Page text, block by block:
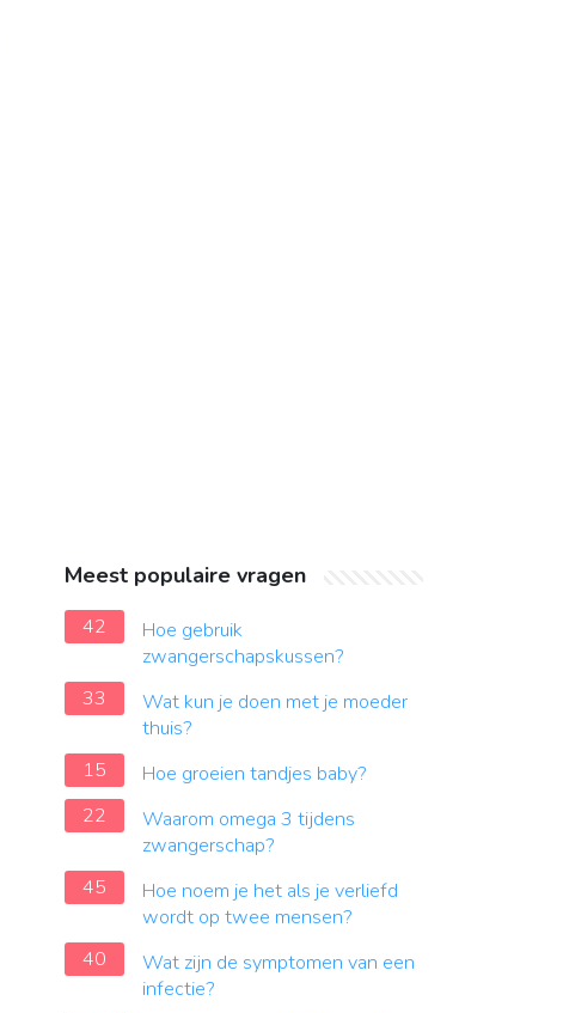
Meest populaire vragen
42
Hoe gebruik
zwangerschapskussen?
33
Wat kun je doen met je moeder
thuis?
15
Hoe groeien tandjes baby?
22
Waarom omega 3 tijdens
zwangerschap?
45
Hoe noem je het als je verliefd
wordt op twee mensen?
40
Wat zijn de symptomen van een
infectie?